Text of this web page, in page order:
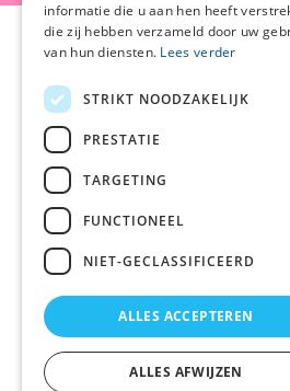
Over Palliaweb
Over PZNL
Pers
Vacatures
Webshop
informatie die u aan hen heeft
die zij hebben verzameld door uw
van hun diensten. Lees verder
STRIKT NOODZAKELIJK
PRESTATIE
TARGETING
FUNCTIONEEL
NIET-GECLASSIFICEERD
ALLES ACCEPTEREN
ALLES AFWIJZEN